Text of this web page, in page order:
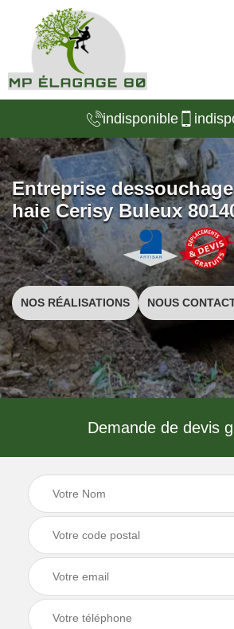
indisponible
Entreprise
haie Cerisy Buleux
NOS RÉALISATIONS NOUS
Demande de devis